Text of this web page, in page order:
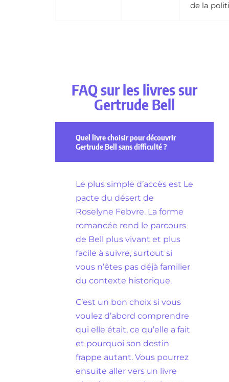
de la
FAQ sur les livres sur
Gertrude Bell
Quel livre choisir pour découvrir
Gertrude Bell sans difficulté ?
Le plus simple d’accès est Le
pacte du désert de
Roselyne Febvre. La forme
romancée rend le parcours
de Bell plus vivant et plus
facile à suivre, surtout si
vous n’êtes pas déjà familier
du contexte historique.
C’est un bon choix si vous
voulez d’abord comprendre
qui elle était, ce qu’elle a fait
et pourquoi son destin
frappe autant. Vous pourrez
ensuite aller vers un livre